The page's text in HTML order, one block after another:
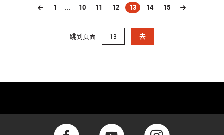
1 ... 10 11 12 13
(current)
14 15
跳到页面 去